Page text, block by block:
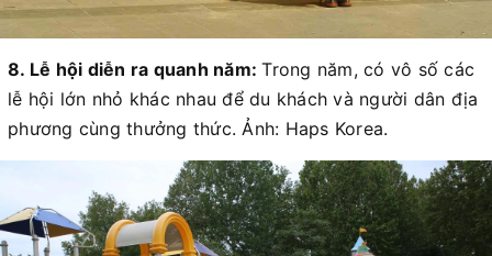
8. Lễ hội diễn ra quanh năm:Trong năm, có vô số các
lễ hội lớn nhỏ khác nhau để du khách và người dân địa
phương cùng thưởng thức. Ảnh: Haps Korea.